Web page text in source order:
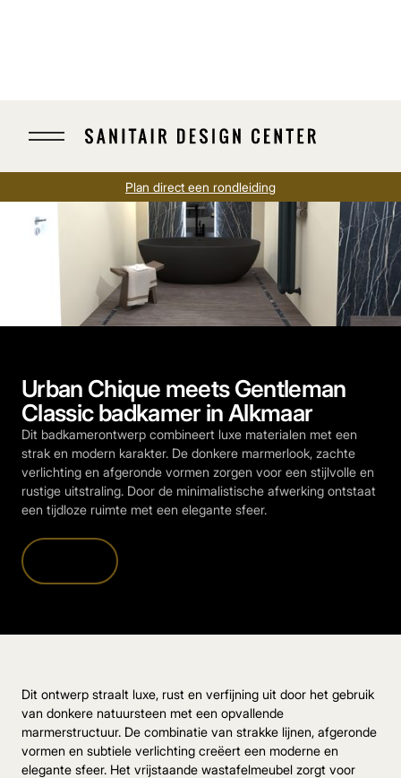
Plan direct een rondleiding
Urban Chique meets Gentleman
Classic badkamer in Alkmaar
Dit badkamerontwerp combineert luxe materialen met een
strak en modern karakter. De donkere marmerlook, zachte
verlichting en afgeronde vormen zorgen voor een stijlvolle en
rustige uitstraling. Door de minimalistische afwerking ontstaat
een tijdloze ruimte met een elegante sfeer.
Dit ontwerp straalt luxe, rust en verfijning uit door het gebruik
van donkere natuursteen met een opvallende
marmerstructuur. De combinatie van strakke lijnen, afgeronde
vormen en subtiele verlichting creëert een moderne en
elegante sfeer. Het vrijstaande wastafelmeubel zorgt voor